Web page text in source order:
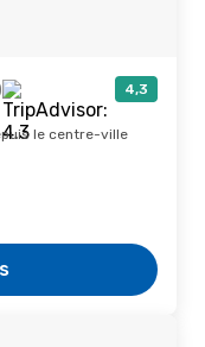
4,3
le centre-ville